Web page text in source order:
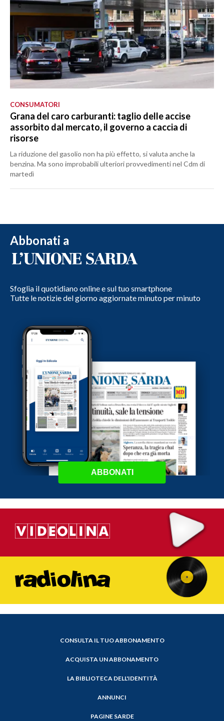
CONSUMATORI
Grana del caro carburanti: taglio delle accise
assorbito dal mercato, il governo a caccia di
risorse
La riduzione del gasolio non ha più effetto, si valuta anche la
benzina. Ma sono improbabili ulteriori provvedimenti nel Cdm di
martedì
Abbonati a
Sfoglia il quotidiano online e sul tuo smartphone
Tutte le notizie del giorno aggiornate minuto per minuto
ABBONATI
CONSULTA IL TUO ABBONAMENTO
ACQUISTA UN ABBONAMENTO
LA BIBLIOTECA DELL'IDENTITÀ
ANNUNCI
PAGINE SARDE